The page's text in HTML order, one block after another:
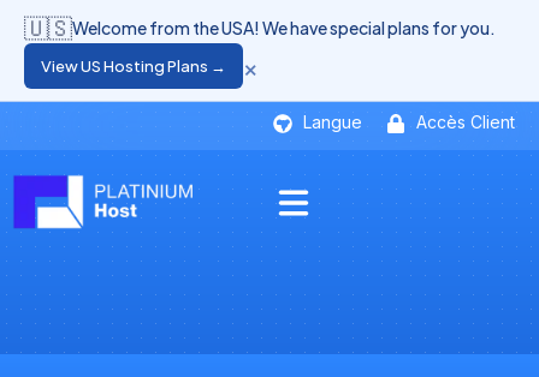
Langue Accès Client
🇺🇸Welcome from the USA! We have special plans for you.
View US Hosting Plans → ×